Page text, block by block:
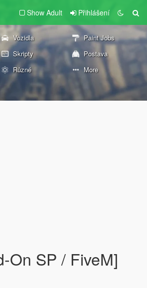
Show Adult Přihlášení
Vozidla
Paint Jobs
Skripty
Postava
Různé More
On SP / FiveM]